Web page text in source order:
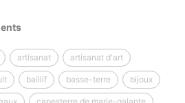
artisanat artisanat d'art
baillif basse-terre bijoux